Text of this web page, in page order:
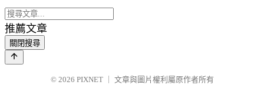
推薦文章
關閉搜尋
© 2026 PIXNET 文章與圖片權利屬原作者所有